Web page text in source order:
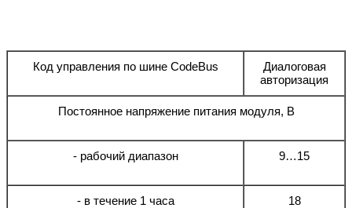
Код управления по шине CodeBus
Диалоговая
авторизация
Постоянное напряжение питания модуля, В
- рабочий диапазон 9…15
- в течение 1 часа 18